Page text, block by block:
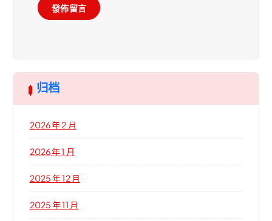
归档
2026 年 2 月
2026 年 1 月
2025 年 12 月
2025 年 11 月